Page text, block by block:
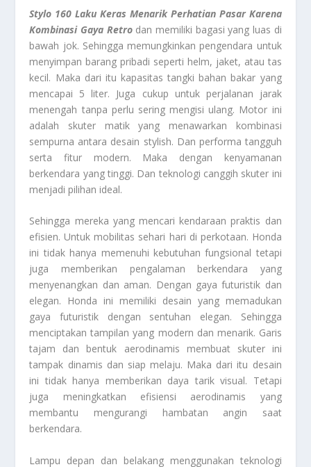
Stylo 160 Laku Keras Menarik Perhatian Pasar Karena
Kombinasi Gaya Retrodan memiliki bagasi yang luas di
bawah jok. Sehingga memungkinkan pengendara untuk
menyimpan barang pribadi seperti helm, jaket, atau tas
kecil. Maka dari itu kapasitas tangki bahan bakar yang
mencapai 5 liter. Juga cukup untuk perjalanan jarak
menengah tanpa perlu sering mengisi ulang. Motor ini
adalah skuter matik yang menawarkan kombinasi
sempurna antara desain stylish. Dan performa tangguh
serta fitur modern. Maka dengan kenyamanan
berkendara yang tinggi. Dan teknologi canggih skuter ini
menjadi pilihan ideal.
Sehingga mereka yang mencari kendaraan praktis dan
efisien. Untuk mobilitas sehari hari di perkotaan. Honda
ini tidak hanya memenuhi kebutuhan fungsional tetapi
juga memberikan pengalaman berkendara yang
menyenangkan dan aman. Dengan gaya futuristik dan
elegan. Honda ini memiliki desain yang memadukan
gaya futuristik dengan sentuhan elegan. Sehingga
menciptakan tampilan yang modern dan menarik. Garis
tajam dan bentuk aerodinamis membuat skuter ini
tampak dinamis dan siap melaju. Maka dari itu desain
ini tidak hanya memberikan daya tarik visual. Tetapi
juga meningkatkan efisiensi aerodinamis yang
membantu mengurangi hambatan angin saat
berkendara.
Lampu depan dan belakang menggunakan teknologi